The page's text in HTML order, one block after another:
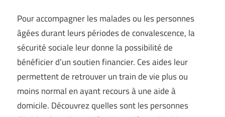
Pour accompagner les malades ou les personnes
âgées durant leurs périodes de convalescence, la
sécurité sociale leur donne la possibilité de
bénéficier d’un soutien financier. Ces aides leur
permettent de retrouver un train de vie plus ou
moins normal en ayant recours à une aide à
domicile. Découvrez quelles sont les personnes